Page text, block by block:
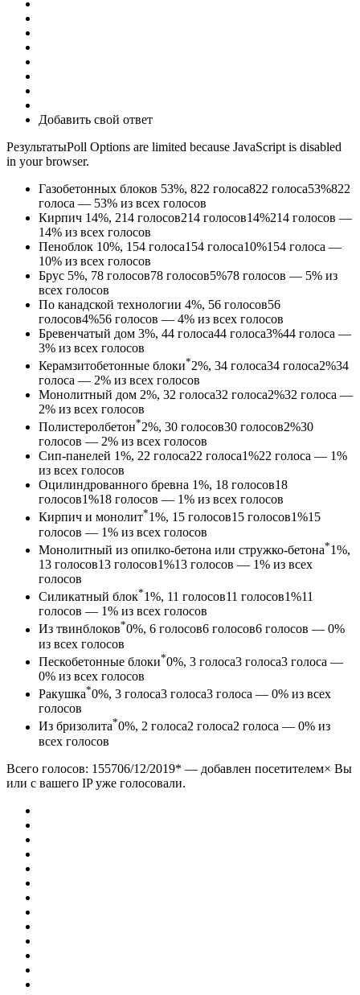
Добавить свой ответ
РезультатыPoll Options are limited because JavaScript is disabled
in your browser.
Газобетонных блоков 53%, 822 голоса822 голоса53%822
голоса — 53% из всех голосов
Кирпич 14%, 214 голосов214 голосов14%214 голосов —
14% из всех голосов
Пеноблок 10%, 154 голоса154 голоса10%154 голоса —
10% из всех голосов
Брус 5%, 78 голосов78 голосов5%78 голосов — 5% из
всех голосов
По канадской технологии 4%, 56 голосов56
голосов4%56 голосов — 4% из всех голосов
Бревенчатый дом 3%, 44 голоса44 голоса3%44 голоса —
3% из всех голосов
Керамзитобетонные блоки*2%, 34 голоса34 голоса2%34
голоса — 2% из всех голосов
Монолитный дом 2%, 32 голоса32 голоса2%32 голоса —
2% из всех голосов
Полистеролбетон*2%, 30 голосов30 голосов2%30
голосов — 2% из всех голосов
Сип-панелей 1%, 22 голоса22 голоса1%22 голоса — 1%
из всех голосов
Оцилиндрованного бревна 1%, 18 голосов18
голосов1%18 голосов — 1% из всех голосов
Кирпич и монолит*1%, 15 голосов15 голосов1%15
голосов — 1% из всех голосов
Монолитный из опилко-бетона или стружко-бетона*1%,
13 голосов13 голосов1%13 голосов — 1% из всех
голосов
Силикатный блок*1%, 11 голосов11 голосов1%11
голосов — 1% из всех голосов
Из твинблоков*0%, 6 голосов6 голосов6 голосов — 0%
из всех голосов
Пескобетонные блоки*0%, 3 голоса3 голоса3 голоса —
0% из всех голосов
Ракушка*0%, 3 голоса3 голоса3 голоса — 0% из всех
голосов
Из бризолита*0%, 2 голоса2 голоса2 голоса — 0% из
всех голосов
Всего голосов: 155706/12/2019* — добавлен посетителем× Вы
или с вашего IP уже голосовали.